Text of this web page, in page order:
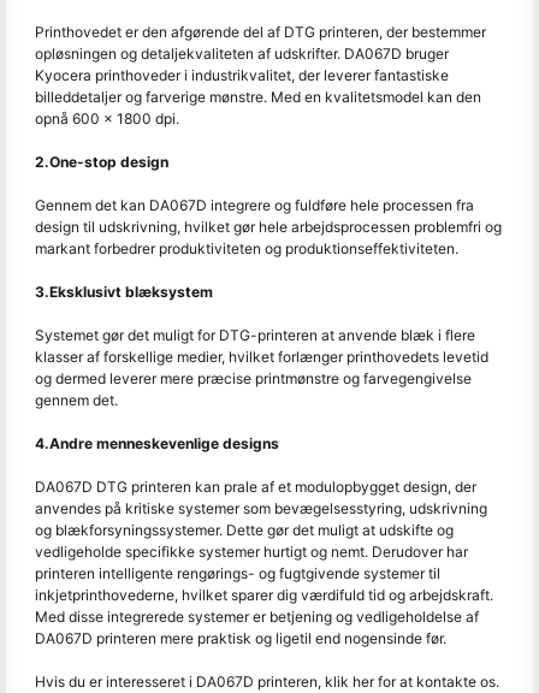
Printhovedet er den afgørende del af DTG printeren, der bestemmer
opløsningen og detaljekvaliteten af udskrifter. DA067D bruger
Kyocera printhoveder i industrikvalitet, der leverer fantastiske
billeddetaljer og farverige mønstre. Med en kvalitetsmodel kan den
opnå 600 x 1800 dpi.
2.One-stop design
Gennem det kan DA067D integrere og fuldføre hele processen fra
design til udskrivning, hvilket gør hele arbejdsprocessen problemfri og
markant forbedrer produktiviteten og produktionseffektiviteten.
3.Eksklusivt blæksystem
Systemet gør det muligt for DTG-printeren at anvende blæk i flere
klasser af forskellige medier, hvilket forlænger printhovedets levetid
og dermed leverer mere præcise printmønstre og farvegengivelse
gennem det.
4.Andre menneskevenlige designs
DA067D DTG printeren kan prale af et modulopbygget design, der
anvendes på kritiske systemer som bevægelsesstyring, udskrivning
og blækforsyningssystemer. Dette gør det muligt at udskifte og
vedligeholde specifikke systemer hurtigt og nemt. Derudover har
printeren intelligente rengørings- og fugtgivende systemer til
inkjetprinthovederne, hvilket sparer dig værdifuld tid og arbejdskraft.
Med disse integrerede systemer er betjening og vedligeholdelse af
DA067D printeren mere praktisk og ligetil end nogensinde før.
Hvis du er interesseret i DA067D printeren, klik her for at kontakte os.